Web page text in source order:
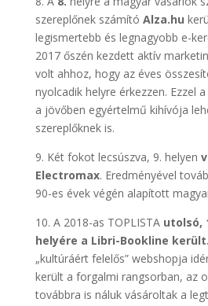
szereplőnek számító Alza.hu
legismertebb és legnagyobb e-
2017 őszén kezdett aktív
volt ahhoz, hogy az éves
nyolcadik helyre érkezzen. Ezzel
a jövőben egyértelmű kihívója
szereplőknek is.
9. Két fokot lecsúszva, 9. helyen
Electromax. Eredményével
90-es évek végén alapított
10. A 2018-as TOPLISTAutolsó,
helyére a Libri-Bookline került.
„kultúráért felelős” webshopja
került a forgalmi rangsorban, az
továbbra is náluk vásároltak a